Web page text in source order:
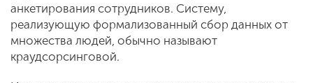
анкетирования сотрудников. Систему,
реализующую формализованный сбор данных от
множества людей, обычно называют
краудсорсинговой.